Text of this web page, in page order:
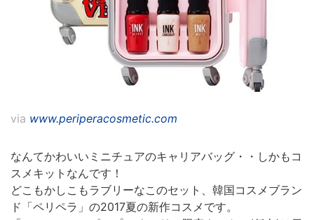
via www.periperacosmetic.com
なんてかわいいミニチュアのキャリアバッグ・・しかもコ
スメキットなんです！
どこもかしこもラブリーなこのセット、韓国コスメブラン
ド「ペリペラ」の2017夏の新作コスメです。